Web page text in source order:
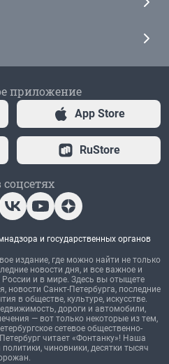
приложение
App Store
RuStore
и государственных органов
издание, где можно найти не только
новости дня, и все важное и
России и в мире. Здесь вы отыщете
новости Санкт-Петербурга, последние
в обществе, культуре, искусстве.
дороги и автомобили,
— вот только некоторые из тем,
сетевое общественно-
читает «Фонтанку»! Наша
чиновники, десятки тысяч